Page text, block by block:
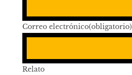
Correo electrónico(obligatorio)
Relato